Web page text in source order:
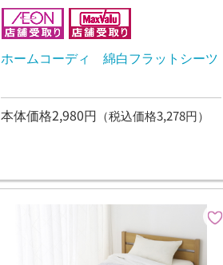
ホームコーディ 綿白フラットシーツ
本体価格2,980円 （税込価格3,278円）